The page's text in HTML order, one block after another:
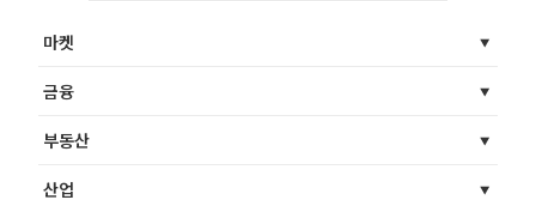
마켓
금융
부동산
산업